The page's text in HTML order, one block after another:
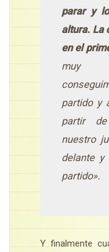
parar y
altura. La
en el
muy
partido y
partir
nuestro
delante
partido».
Y finalmente